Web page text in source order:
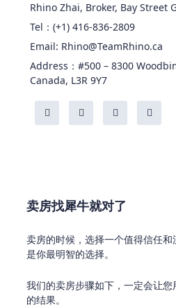
Rhino Zhai, Broker, Bay Street
Tel：(+1) 416-836-2809
Email: Rhino@TeamRhino.ca
Address：#500 – 8300
Canada, L3R 9Y7
卖房找犀牛就对了
卖房的时候，选择一个值得信任
是你最明智的选择。
我们的卖房步骤如下，一定会让
的结果。